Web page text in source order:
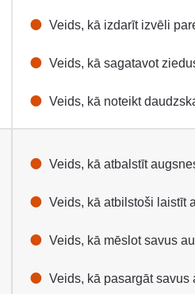
Veids, kā izdarīt izvēli
Veids, kā sagatavot
Veids, kā noteikt
Veids, kā atbalstīt
Veids, kā atbilstoši laistīt
Veids, kā mēslot savus
Veids, kā pasargāt